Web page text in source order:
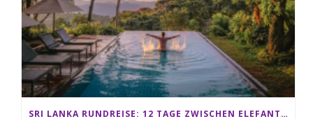
SRI LANKA RUNDREISE: 12 TAGE ZWISCHEN ELEFANTEN, TEEPLANTAGEN & STRAND ALS FAMILIE